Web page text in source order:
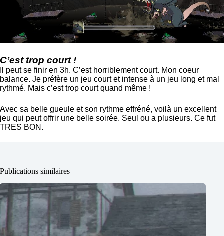
C’est trop court !
Il peut se finir en 3h. C’est horriblement court. Mon coeur
balance. Je préfère un jeu court et intense à un jeu long et mal
rythmé. Mais c’est trop court quand même !
Avec sa belle gueule et son rythme effréné, voilà un excellent
jeu qui peut offrir une belle soirée. Seul ou a plusieurs. Ce fut
TRES BON.
Publications similaires